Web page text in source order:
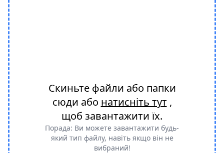
Скиньте файли або папки
сюди або натисніть тут,
щоб завантажити їх.
Порада: Ви можете завантажити будь-
який тип файлу, навіть якщо він не
вибраний!